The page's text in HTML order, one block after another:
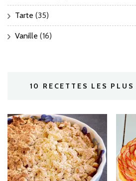
Tarte (35)
Vanille (16)
10 RECETTES LES